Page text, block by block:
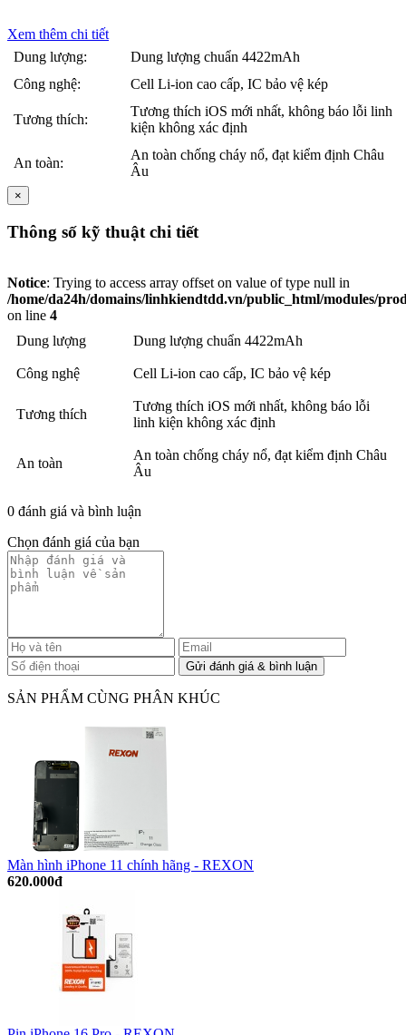
Xem thêm chi tiết
Dung lượng:
Dung lượng chuẩn 4422mAh
Công nghệ:
Cell Li-ion cao cấp, IC bảo vệ kép
Tương thích:
Tương thích iOS mới nhất, không báo lỗi linh
kiện không xác định
An toàn:
An toàn chống cháy nổ, đạt kiểm định Châu
Âu
×
Thông số kỹ thuật chi tiết
Notice: Trying to access array offset on value of type null in
/home/da24h/domains/linhkiendtdd.vn/public_html/modules/
on line 4
Dung lượng
Dung lượng chuẩn 4422mAh
Công nghệ Cell Li-ion cao cấp, IC bảo vệ kép
Tương thích
Tương thích iOS mới nhất, không báo lỗi
linh kiện không xác định
An toàn
An toàn chống cháy nổ, đạt kiểm định Châu
Âu
0 đánh giá và bình luận
Chọn đánh giá của bạn
SẢN PHẨM CÙNG PHÂN KHÚC
Màn hình iPhone 11 chính hãng - REXON
620.000đ